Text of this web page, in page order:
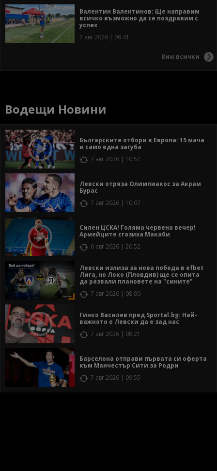
Валентин Валентинов: Ще направим
всичко възможно да се поздравим с
успех
7 авг 2026 | 09:41
Виж всички
Водещи Новини
Българските отбори в Европа: 15 мача
и само една загуба
7 авг 2026 | 10:57
Левски отряза Олимпиакос за Акрам
Бурас
7 авг 2026 | 10:07
Силен ЦСКА! Голяма червена вечер!
Армейците сгазиха Макаби
6 авг 2026 | 20:52
Левски излиза за нова победа в efbet
Лига, но Локо (Пловдив) ще се опита
да развали плановете на "сините"
7 авг 2026 | 08:00
Гинко Василев пред Sportal.bg: Най-
важното е Левски да е зад нас
7 авг 2026 | 08:21
Барселона отправи първата си оферта
към Манчестър Сити за Родри
7 авг 2026 | 09:55